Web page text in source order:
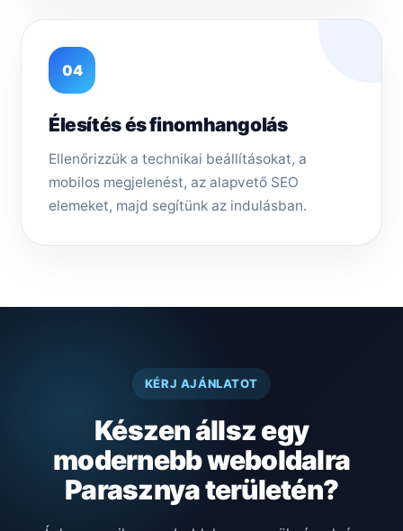
04
Élesítés és finomhangolás
Ellenőrizzük a technikai beállításokat, a
mobilos megjelenést, az alapvető SEO
elemeket, majd segítünk az indulásban.
KÉRJ AJÁNLATOT
Készen állsz egy
modernebb weboldalra
Parasznya területén?